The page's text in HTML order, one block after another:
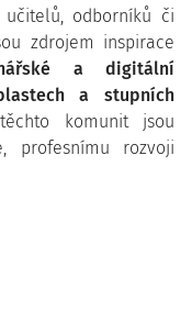
odborníků či
zdrojem inspirace
a digitální
a stupních
komunit jsou
profesnímu rozvoji